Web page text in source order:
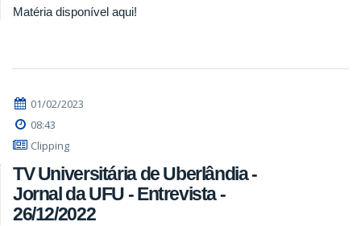
Matéria disponível aqui!
01/02/2023
08:43
Clipping
TV Universitária de Uberlândia -
Jornal da UFU - Entrevista -
26/12/2022